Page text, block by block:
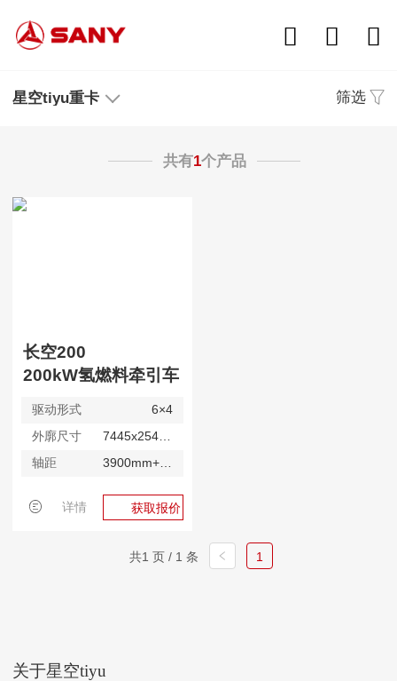
星空tiyu重卡 筛选
共有1个产品
长空200
200kW氢燃料牵引车
驱动形式
6×4
外廓尺寸
7445x2545x3770mm
轴距
3900mm+1350mm
详情 获取报价
共1 页 / 1 条 1
关于星空tiyu